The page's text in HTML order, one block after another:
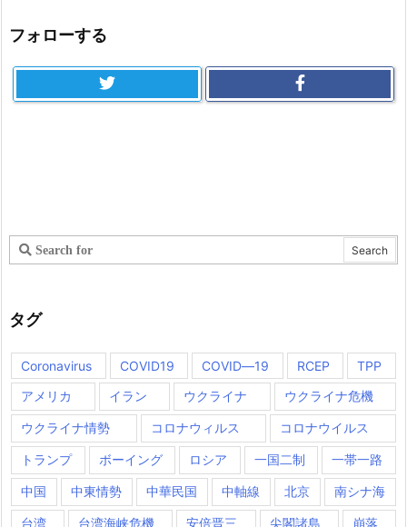
フォローする
タグ
Coronavirus COVID19 COVID―19 RCEP
TPP
アメリカ
イラン ウクライナ ウクライナ危機
ウクライナ情勢 コロナウィルス コロナウイルス
トランプ ボーイング ロシア 一国二制 一帯一路
中国 中東情勢 中華民国 中軸線 北京 南シナ海
台湾 台湾海峡危機 安倍晋三 尖閣諸島 崩落